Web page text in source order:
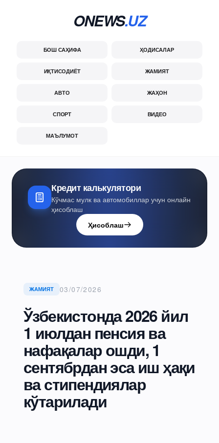
ONEWS.UZ
БОШ САҲИФА ҲОДИСАЛАР
ИҚТИСОДИЁТ ЖАМИЯТ
АВТО ЖАҲОН
СПОРТ ВИДЕО
МАЪЛУМОТ
Кредит калькулятори
Кўчмас мулк ва автомобиллар учун онлайн
ҳисоблаш
Ҳисоблаш
ЖАМИЯТ 03/07/2026
Ўзбекистонда 2026 йил
1 июлдан пенсия ва
нафақалар ошди, 1
сентябрдан эса иш ҳақи
ва стипендиялар
кўтарилади